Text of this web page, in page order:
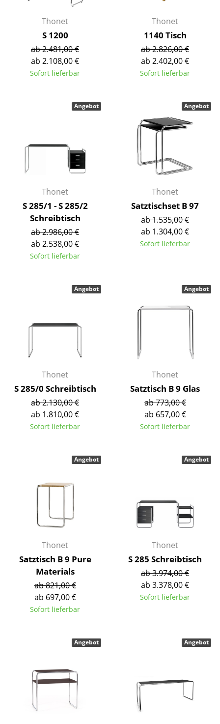
Barmöbel
Garderoben
Kleinaufbewahrung
... alle Aufbewahrungsmöbel
Hängeleuchten & Deckenleuchten
Tischleuchten
Schreibtischleuchten
Stehleuchten & Leseleuchten
Bodenleuchten
Wandleuchten
Doppelbetten
Einzelbetten
Stapelbetten
Kinderbetten
Spiegel
Vasen
Tabletts
Büroutensilien
Aufbewahrungsboxen
Teppiche
Vorhänge
... alle Accessoires
Thonet
S 1200
ab 2.481,00 €
ab 2.108,00 €
Sofort lieferbar
Thonet
1140 Tisch
ab 2.826,00 €
ab 2.402,00 €
Sofort lieferbar
Thonet
S 285/1 - S 285/2
Schreibtisch
ab 2.986,00 €
ab 2.538,00 €
Sofort lieferbar
Angebot
Thonet
Satztischset B 97
ab 1.535,00 €
ab 1.304,00 €
Sofort lieferbar
Angebot
Thonet
S 285/0 Schreibtisch
ab 2.130,00 €
ab 1.810,00 €
Sofort lieferbar
Angebot
Thonet
Satztisch B 9 Glas
ab 773,00 €
ab 657,00 €
Sofort lieferbar
Angebot
Thonet
Satztisch B 9 Pure
Materials
ab 821,00 €
ab 697,00 €
Sofort lieferbar
Angebot
Thonet
S 285 Schreibtisch
ab 3.974,00 €
ab 3.378,00 €
Sofort lieferbar
Angebot
Angebot Angebot